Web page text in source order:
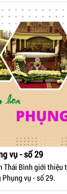
vụ - số 29
Thái Bình giới thiệu
Phụng vụ - số 29.